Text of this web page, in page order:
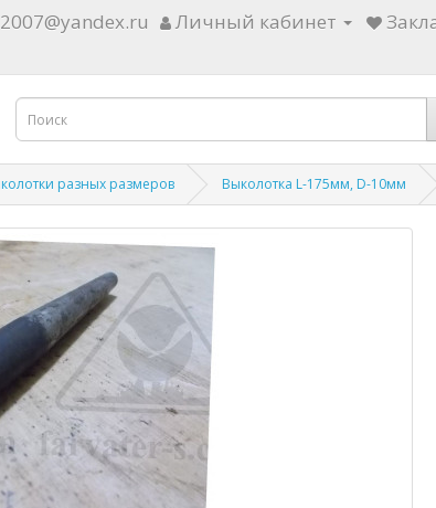
Личный кабинет
разных размеров Выколотка L-175мм, D-10мм